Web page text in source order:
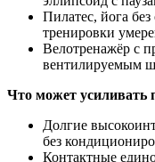
Пилатес, йога
тренировки
Велотренажёр с
вентилируемым
Что может усиливать
Долгие
без
Контактные